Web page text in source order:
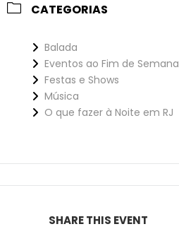
CATEGORIAS
Balada
Eventos ao Fim de Semana
Festas e Shows
Música
O que fazer à Noite em RJ
SHARE THIS EVENT